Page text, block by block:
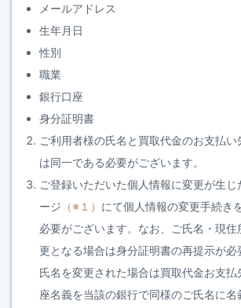
メールアドレス
生年月日
性別
職業
銀行口座
身分証明書
ご利用者様の氏名と買取代金のお支払
は同一である必要がございます。
ご登録いただいた個人情報に変更が生
ージ （※１） にて個人情報の変更手続き
必要がございます。なお、ご氏名・現
更となる場合は身分証明書の再提示が
氏名を変更された場合は買取代金お支払
座名義を当該の銀行で同様のご氏名に